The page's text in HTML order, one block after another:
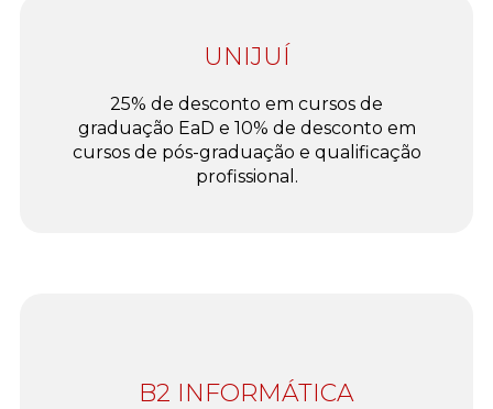
UNIJUÍ
25% de desconto em cursos de
graduação EaD e 10% de desconto em
cursos de pós-graduação e qualificação
profissional.
B2 INFORMÁTICA